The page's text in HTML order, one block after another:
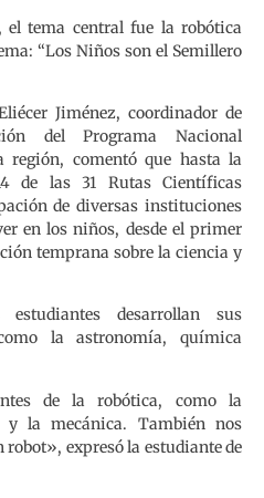
el tema central fue la robótica
“Los Niños son el Semillero
Jiménez, coordinador de
del Programa Nacional
región, comentó que hasta la
de las 31 Rutas Científicas
de diversas instituciones
en los niños, desde el primer
temprana sobre la ciencia y
desarrollan sus
la astronomía, química
de la robótica, como la
y la mecánica. También nos
expresó la estudiante de